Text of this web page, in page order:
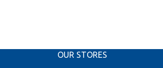
OUR STORES